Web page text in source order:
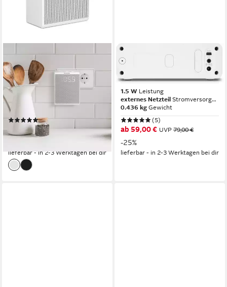
TECHNISAT
VIOLA Steckdosenradio
Steckdosen-Radio
1.5 W
Leistung
Netzbetrieb
Stromversorgung
0.21 kg
Gewicht
(4)
29,99 € UVP 35,00 €
lieferbar - in 2-3 Werktagen bei dir
DIGITRADIO 51 Digitalradio
(DAB)
1.5 W Leistung
externes Netzteil Stromversorgung
0.436 kg Gewicht
(5)
ab 59,00 € UVP 79,00 €
-25%
lieferbar - in 2-3 Werktagen bei dir